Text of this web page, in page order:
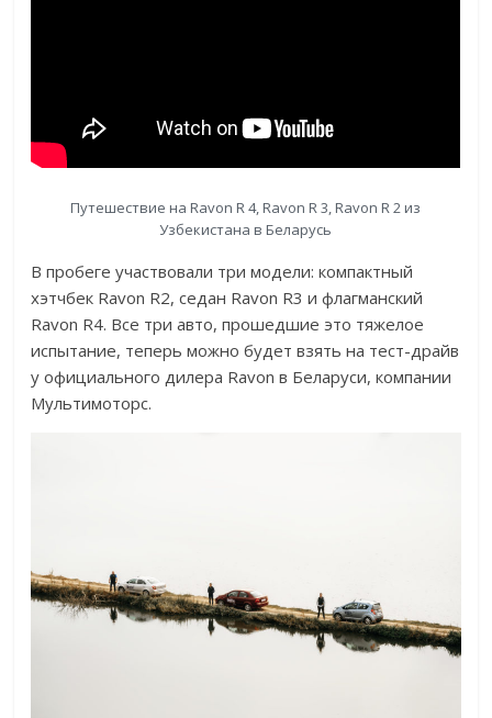
Путешествие на Ravon R 4, Ravon R 3, Ravon R 2 из
Узбекистана в Беларусь
В пробеге участвовали три модели: компактный
хэтчбек Ravon R2, седан Ravon R3 и флагманский
Ravon R4. Все три авто, прошедшие это тяжелое
испытание, теперь можно будет взять на тест-драйв
у официального дилера Ravon в Беларуси, компании
Мультимоторс.